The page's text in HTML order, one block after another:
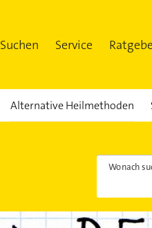
Suchen Service
Alternative Heilmethoden
Wonach